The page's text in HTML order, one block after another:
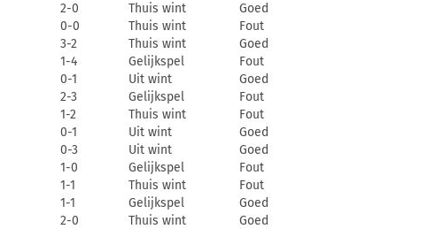
2-0 Thuis wint
Goed
0-0 Thuis wint
Fout
3-2 Thuis wint
Goed
1-4 Gelijkspel
Fout
0-1 Uit wint
Goed
2-3 Gelijkspel
Fout
1-2 Thuis wint
Fout
0-1 Uit wint
Goed
0-3 Uit wint
Goed
1-0 Gelijkspel
Fout
1-1 Thuis wint
Fout
1-1 Gelijkspel
Goed
2-0 Thuis wint
Goed